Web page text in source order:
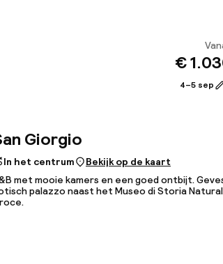
€
4–5 sep
Giorgio
In het centrum
Bekijk op de kaart
met mooie kamers en een goed ontbijt.
palazzo naast het Museo di Storia